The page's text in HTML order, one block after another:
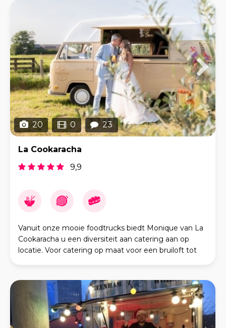
20 0 23
La Cookaracha
9,9
Vanuit onze mooie foodtrucks biedt Monique van La
Cookaracha u een diversiteit aan catering aan op
locatie. Voor catering op maat voor een bruiloft tot